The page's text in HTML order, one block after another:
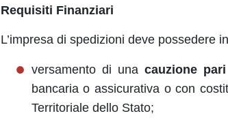
Requisiti Finanziari
L’impresa di spedizioni deve possedere
versamento di una cauzione
bancaria o assicurativa o con
Territoriale dello Stato;